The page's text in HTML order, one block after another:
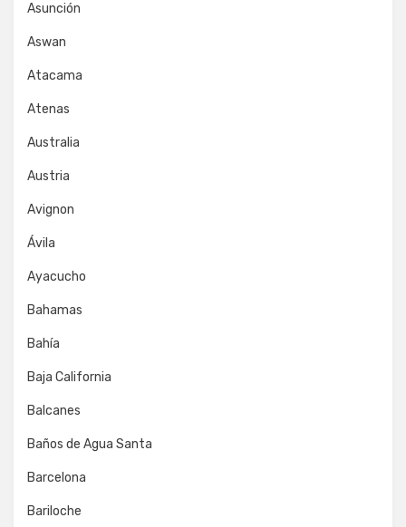
Asunción
Aswan
Atacama
Atenas
Australia
Austria
Avignon
Ávila
Ayacucho
Bahamas
Bahía
Baja California
Balcanes
Baños de Agua Santa
Barcelona
Bariloche